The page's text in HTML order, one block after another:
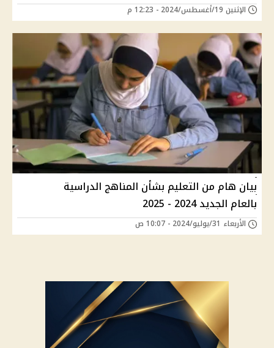
الإثنين 19/أغسطس/2024 - 12:23 م
بيان هام من التعليم بشأن المناهج الدراسية
بالعام الجديد 2024 - 2025
الأربعاء 31/يوليو/2024 - 10:07 ص